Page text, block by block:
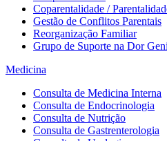
Coparentalidade /
Gestão de Conflitos Parentais
Reorganização Familiar
Grupo de Suporte na Dor
Medicina
Consulta de Medicina Interna
Consulta de Endocrinologia
Consulta de Nutrição
Consulta de Gastrenterologia